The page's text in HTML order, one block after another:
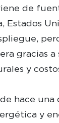
de
Estados
gracias
y
hace una
y